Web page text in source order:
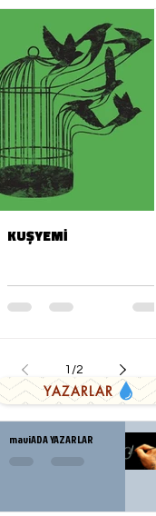
YAZARLAR
maviADA YAZARLAR
KUŞYEMİ
1 /2